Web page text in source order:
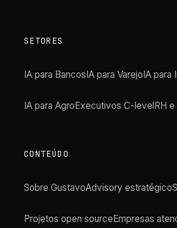
SETORES
IA para BancosIA para VarejoIA para
IA para AgroExecutivos C-levelRH
CONTEÚDO
Sobre GustavoAdvisory estratégico
Projetos open sourceEmpresas